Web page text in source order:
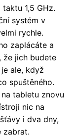
1,5 GHz.
systém v
rychle.
zaplácáte a
že jich budete
ale, když
spuštěného.
tabletu znovu
nic na
i dva dny,
zabrat.